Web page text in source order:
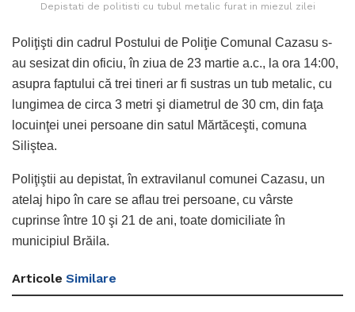
Depistati de politisti cu tubul metalic furat in miezul zilei
Poliţişti din cadrul Postului de Poliţie Comunal Cazasu s-
au sesizat din oficiu, în ziua de 23 martie a.c., la ora 14:00,
asupra faptului că trei tineri ar fi sustras un tub metalic, cu
lungimea de circa 3 metri şi diametrul de 30 cm, din faţa
locuinţei unei persoane din satul Mărtăceşti, comuna
Siliştea.
Poliţiştii au depistat, în extravilanul comunei Cazasu, un
atelaj hipo în care se aflau trei persoane, cu vârste
cuprinse între 10 şi 21 de ani, toate domiciliate în
municipiul Brăila.
Articole Similare